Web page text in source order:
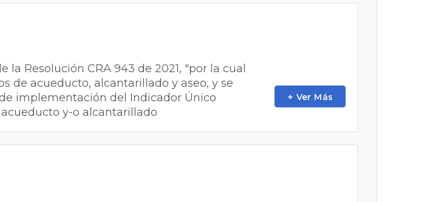
la Resolución CRA 943 de 2021, "por la cual
de acueducto, alcantarillado y aseo, y se
implementación del Indicador Único
y-o alcantarillado
Ver Más